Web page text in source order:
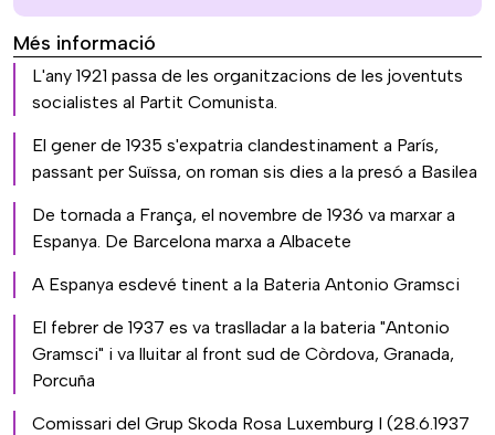
Més informació
L'any 1921 passa de les organitzacions de les joventuts
socialistes al Partit Comunista.
El gener de 1935 s'expatria clandestinament a París,
passant per Suïssa, on roman sis dies a la presó a Basilea
De tornada a França, el novembre de 1936 va marxar a
Espanya. De Barcelona marxa a Albacete
A Espanya esdevé tinent a la Bateria Antonio Gramsci
El febrer de 1937 es va traslladar a la bateria "Antonio
Gramsci" i va lluitar al front sud de Còrdova, Granada,
Porcuña
Comissari del Grup Skoda Rosa Luxemburg I (28.6.1937